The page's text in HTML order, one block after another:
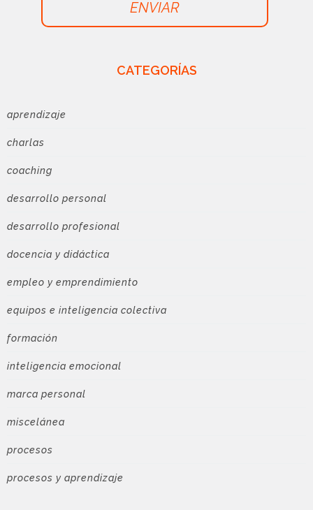
ENVIAR
CATEGORÍAS
aprendizaje
charlas
coaching
desarrollo personal
desarrollo profesional
docencia y didáctica
empleo y emprendimiento
equipos e inteligencia colectiva
formación
inteligencia emocional
marca personal
miscelánea
procesos
procesos y aprendizaje